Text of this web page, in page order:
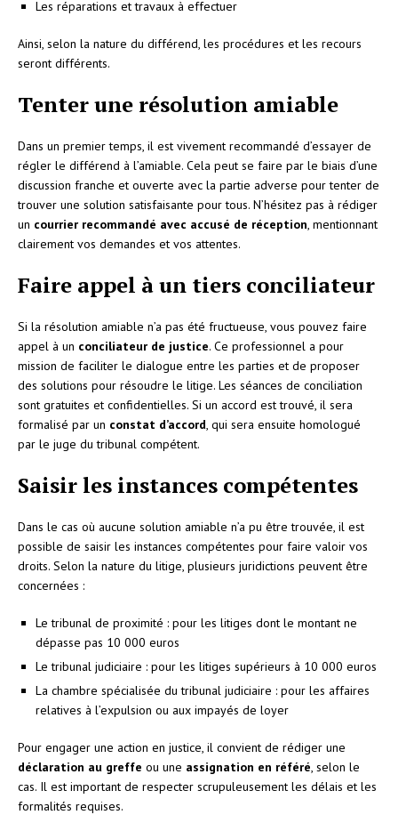
Les réparations et travaux à effectuer
Ainsi, selon la nature du différend, les procédures et les recours
seront différents.
Tenter une résolution amiable
Dans un premier temps, il est vivement recommandé d’essayer de
régler le différend à l’amiable. Cela peut se faire par le biais d’une
discussion franche et ouverte avec la partie adverse pour tenter de
trouver une solution satisfaisante pour tous. N’hésitez pas à rédiger
un courrier recommandé avec accusé de réception, mentionnant
clairement vos demandes et vos attentes.
Faire appel à un tiers conciliateur
Si la résolution amiable n’a pas été fructueuse, vous pouvez faire
appel à un conciliateur de justice. Ce professionnel a pour
mission de faciliter le dialogue entre les parties et de proposer
des solutions pour résoudre le litige. Les séances de conciliation
sont gratuites et confidentielles. Si un accord est trouvé, il sera
formalisé par un constat d’accord, qui sera ensuite homologué
par le juge du tribunal compétent.
Saisir les instances compétentes
Dans le cas où aucune solution amiable n’a pu être trouvée, il est
possible de saisir les instances compétentes pour faire valoir vos
droits. Selon la nature du litige, plusieurs juridictions peuvent être
concernées :
Le tribunal de proximité : pour les litiges dont le montant ne
dépasse pas 10 000 euros
Le tribunal judiciaire : pour les litiges supérieurs à 10 000 euros
La chambre spécialisée du tribunal judiciaire : pour les affaires
relatives à l’expulsion ou aux impayés de loyer
Pour engager une action en justice, il convient de rédiger une
déclaration au greffe ou une assignation en référé, selon le
cas. Il est important de respecter scrupuleusement les délais et les
formalités requises.